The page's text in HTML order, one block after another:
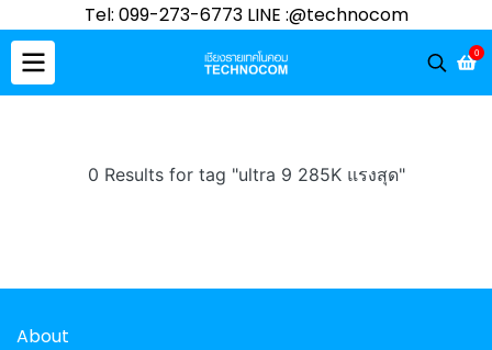
Tel: 099-273-6773 LINE :@technocom
0
0 Results for tag "ultra 9 285K แรงสุด"
About